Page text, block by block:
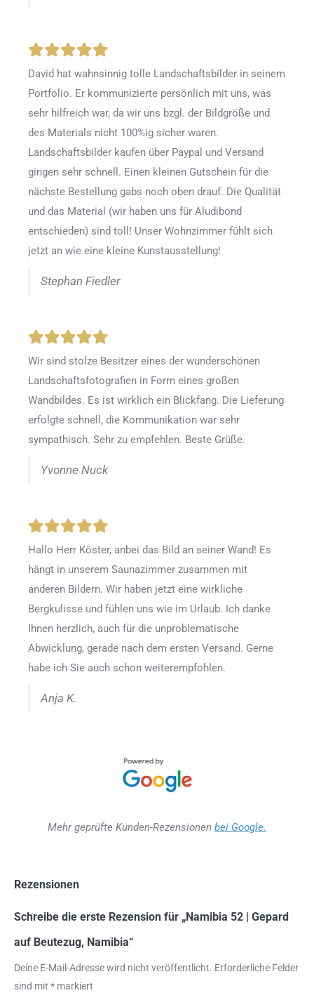
David hat wahnsinnig tolle Landschaftsbilder in seinem
Portfolio. Er kommunizierte persönlich mit uns, was
sehr hilfreich war, da wir uns bzgl. der Bildgröße und
des Materials nicht 100%ig sicher waren.
Landschaftsbilder kaufen über Paypal und Versand
gingen sehr schnell. Einen kleinen Gutschein für die
nächste Bestellung gabs noch oben drauf. Die Qualität
und das Material (wir haben uns für Aludibond
entschieden) sind toll! Unser Wohnzimmer fühlt sich
jetzt an wie eine kleine Kunstausstellung!
Stephan Fiedler
Wir sind stolze Besitzer eines der wunderschönen
Landschaftsfotografien in Form eines großen
Wandbildes. Es ist wirklich ein Blickfang. Die Lieferung
erfolgte schnell, die Kommunikation war sehr
sympathisch. Sehr zu empfehlen. Beste Grüße.
Yvonne Nuck
Hallo Herr Köster, anbei das Bild an seiner Wand! Es
hängt in unserem Saunazimmer zusammen mit
anderen Bildern. Wir haben jetzt eine wirkliche
Bergkulisse und fühlen uns wie im Urlaub. Ich danke
Ihnen herzlich, auch für die unproblematische
Abwicklung, gerade nach dem ersten Versand. Gerne
habe ich Sie auch schon weiterempfohlen.
Anja K.
Mehr geprüfte Kunden-Rezensionen bei Google.
Rezensionen
Schreibe die erste Rezension für „Namibia 52 | Gepard
auf Beutezug, Namibia“
Deine E-Mail-Adresse wird nicht veröffentlicht. Erforderliche Felder
sind mit * markiert